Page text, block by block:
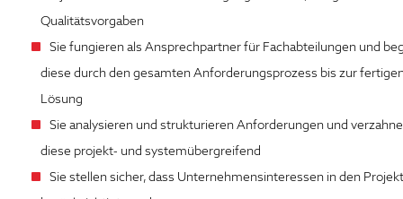
Qualitätsvorgaben
Sie fungieren als Ansprechpartner für Fachabteilungen und
diese durch den gesamten Anforderungsprozess bis zur
Lösung
Sie analysieren und strukturieren Anforderungen und
diese projekt- und systemübergreifend
Sie stellen sicher, dass Unternehmensinteressen in den